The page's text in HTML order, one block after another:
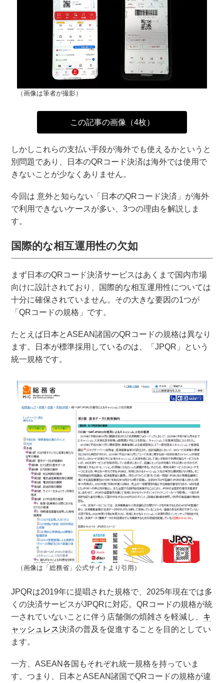
（画像は筆者が撮影）
この記事の画像（4枚）
しかしこれらの支払い手段が海外でも使えるかというと
別問題であり、日本のQRコード決済は海外では使用で
きないことが少なくありません。
今回は 意外と知らない「日本のQRコード決済」が海外
で利用できないケースが多い、3つの理由を解説しま
す。
国際的な相互運用性の欠如
まず日本のQRコード決済サービスはあくまで国内市場
向けに設計されており、国際的な相互運用性については
十分に確保されていません。その大きな要因の1つが
「QRコードの規格」です。
たとえば日本とASEAN諸国のQRコードの規格は異なり
ます。日本が標準採用しているのは、「JPQR」という
統一規格です。
（画像は「総務省」公式サイトより引用）
JPQRは2019年に提唱された規格で、2025年現在では多
くの決済サービスがJPQRに対応。QRコードの規格が統
一されていないことに伴う店舗側の煩雑さを軽減し、 キ
ャッシュレス決済の普及を促進することを目的としてい
ます。
一方、ASEAN各国もそれぞれ統一規格を持っていま
す。つまり、日本とASEAN諸国でQRコードの規格が違